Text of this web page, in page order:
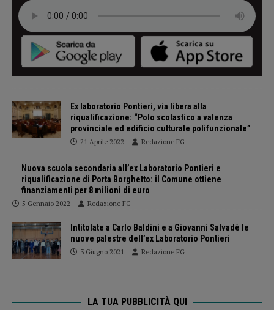
Ex laboratorio Pontieri, via libera alla
riqualificazione: “Polo scolastico a valenza
provinciale ed edificio culturale polifunzionale”
21 Aprile 2022 Redazione FG
Nuova scuola secondaria all’ex Laboratorio Pontieri e
riqualificazione di Porta Borghetto: il Comune ottiene
finanziamenti per 8 milioni di euro
5 Gennaio 2022 Redazione FG
Intitolate a Carlo Baldini e a Giovanni Salvadè le
nuove palestre dell’ex Laboratorio Pontieri
3 Giugno 2021 Redazione FG
LA TUA PUBBLICITÀ QUI